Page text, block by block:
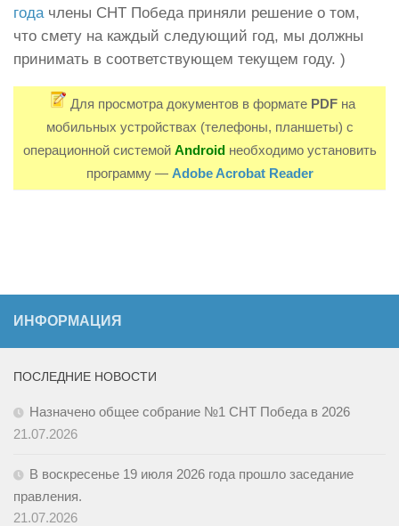
годачлены СНТ Победа приняли решение о том,
что смету на каждый следующий год, мы должны
принимать в соответствующем текущем году. )
Для просмотра документов в формате PDF на
мобильных устройствах (телефоны, планшеты) с
операционной системой Android необходимо установить
программу — Adobe Acrobat Reader
ИНФОРМАЦИЯ
ПОСЛЕДНИЕ НОВОСТИ
Назначено общее собрание №1 СНТ Победа в 2026
21.07.2026
В воскресенье 19 июля 2026 года прошло заседание
правления.
21.07.2026